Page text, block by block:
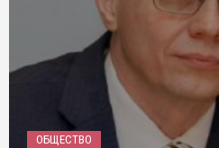
ОБЩЕСТВО